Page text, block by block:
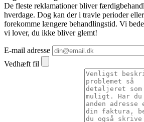
De fleste reklamationer bliver
hverdage. Dog kan der i travle perioder
forekomme længere behandlingstid. Vi
vi lover, du ikke bliver glemt!
E-mail adresse
Vedhæft fil